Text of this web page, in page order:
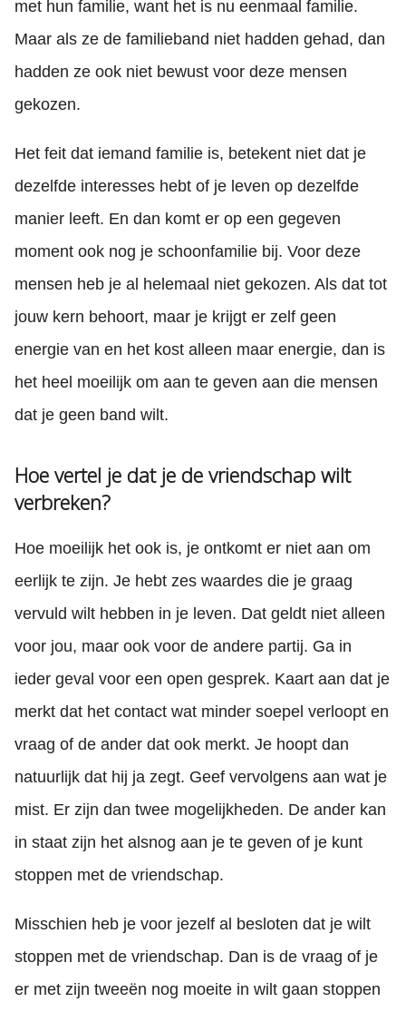
met hun familie, want het is nu eenmaal familie.
Maar als ze de familieband niet hadden gehad, dan
hadden ze ook niet bewust voor deze mensen
gekozen.
Het feit dat iemand familie is, betekent niet dat je
dezelfde interesses hebt of je leven op dezelfde
manier leeft. En dan komt er op een gegeven
moment ook nog je schoonfamilie bij. Voor deze
mensen heb je al helemaal niet gekozen. Als dat tot
jouw kern behoort, maar je krijgt er zelf geen
energie van en het kost alleen maar energie, dan is
het heel moeilijk om aan te geven aan die mensen
dat je geen band wilt.
Hoe vertel je dat je de vriendschap wilt
verbreken?
Hoe moeilijk het ook is, je ontkomt er niet aan om
eerlijk te zijn. Je hebt zes waardes die je graag
vervuld wilt hebben in je leven. Dat geldt niet alleen
voor jou, maar ook voor de andere partij. Ga in
ieder geval voor een open gesprek. Kaart aan dat je
merkt dat het contact wat minder soepel verloopt en
vraag of de ander dat ook merkt. Je hoopt dan
natuurlijk dat hij ja zegt. Geef vervolgens aan wat je
mist. Er zijn dan twee mogelijkheden. De ander kan
in staat zijn het alsnog aan je te geven of je kunt
stoppen met de vriendschap.
Misschien heb je voor jezelf al besloten dat je wilt
stoppen met de vriendschap. Dan is de vraag of je
er met zijn tweeën nog moeite in wilt gaan stoppen